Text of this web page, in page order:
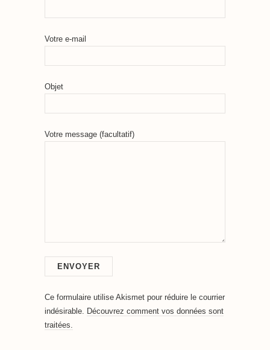
Votre e-mail
Objet
Votre message (facultatif)
Ce formulaire utilise Akismet pour réduire le courrier
indésirable. Découvrez comment vos données sont
traitées.